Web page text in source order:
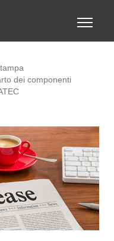
Toggle
dei componenti